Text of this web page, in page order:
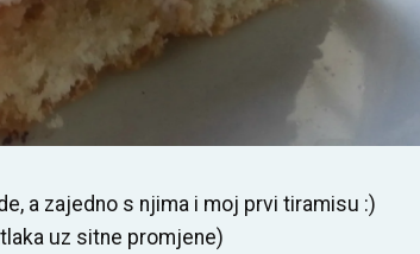
a zajedno s njima i moj prvi tiramisu :)
uz sitne promjene)